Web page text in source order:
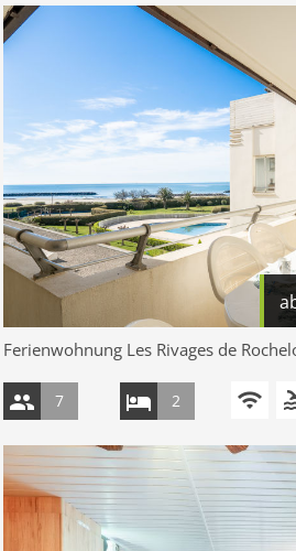
Ferienwohnung Les Rivages de
7 2